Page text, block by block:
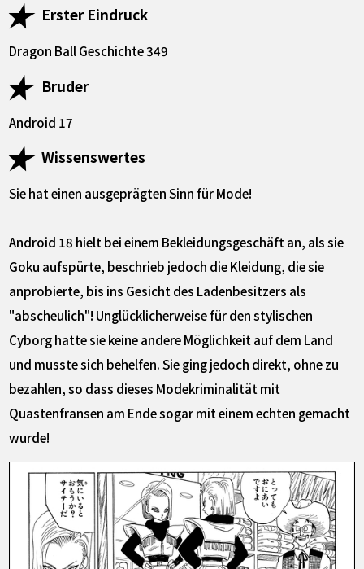
Erster Eindruck
Dragon Ball Geschichte 349
Bruder
Android 17
Wissenswertes
Sie hat einen ausgeprägten Sinn für Mode!
Android 18 hielt bei einem Bekleidungsgeschäft an, als sie
Goku aufspürte, beschrieb jedoch die Kleidung, die sie
anprobierte, bis ins Gesicht des Ladenbesitzers als
"abscheulich"! Unglücklicherweise für den stylischen
Cyborg hatte sie keine andere Möglichkeit auf dem Land
und musste sich behelfen. Sie ging jedoch direkt, ohne zu
bezahlen, so dass dieses Modekriminalität mit
Quastenfransen am Ende sogar mit einem echten gemacht
wurde!